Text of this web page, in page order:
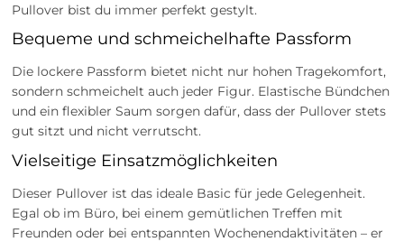
Pullover bist du immer perfekt gestylt.
Bequeme und schmeichelhafte Passform
Die lockere Passform bietet nicht nur hohen Tragekomfort,
sondern schmeichelt auch jeder Figur. Elastische Bündchen
und ein flexibler Saum sorgen dafür, dass der Pullover stets
gut sitzt und nicht verrutscht.
Vielseitige Einsatzmöglichkeiten
Dieser Pullover ist das ideale Basic für jede Gelegenheit.
Egal ob im Büro, bei einem gemütlichen Treffen mit
Freunden oder bei entspannten Wochenendaktivitäten – er